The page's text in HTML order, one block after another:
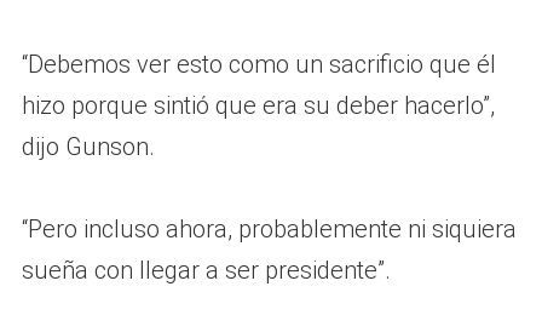
“Debemos ver esto como un sacrificio que él
hizo porque sintió que era su deber hacerlo”,
dijo Gunson.
“Pero incluso ahora, probablemente ni siquiera
sueña con llegar a ser presidente”.